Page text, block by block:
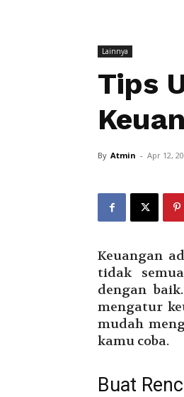
Lainnya
Tips
By Atmin - Apr 12,
Keuangan
tidak
dengan
mengatur
mudah
kamu coba.
Buat